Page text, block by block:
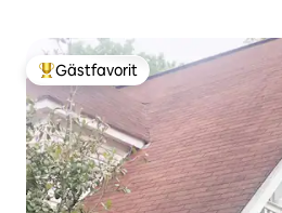
Populär gästfavorit
Gästfavorit